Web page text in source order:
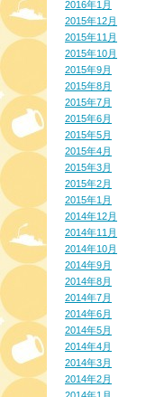
2016年1月
2015年12月
2015年11月
2015年10月
2015年9月
2015年8月
2015年7月
2015年6月
2015年5月
2015年4月
2015年3月
2015年2月
2015年1月
2014年12月
2014年11月
2014年10月
2014年9月
2014年8月
2014年7月
2014年6月
2014年5月
2014年4月
2014年3月
2014年2月